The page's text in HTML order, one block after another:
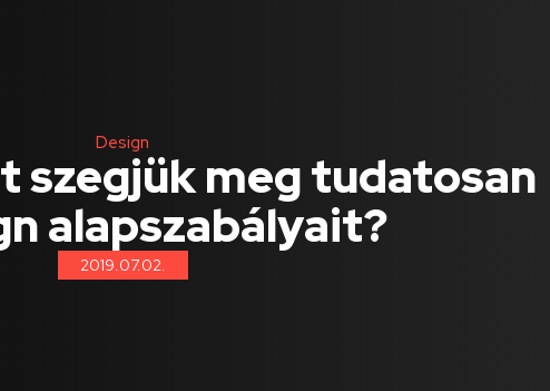
Design
szegjük meg tudatosan
alapszabályait?
2019.07.02.